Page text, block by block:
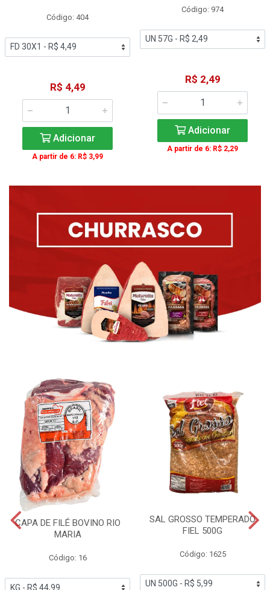
Código: 404
R$ 4,49
Adicionar
A partir de 6: R$ 3,99
Código: 974
R$ 2,49
Adicionar
A partir de 6: R$ 2,29
CAPA DE FILÉ BOVINO RIO
MARIA
Código: 16
SAL GROSSO TEMPERADO
FIEL 500G
Código: 1625